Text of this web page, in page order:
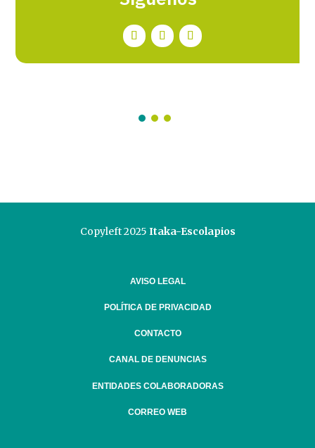
Copyleft 2025 Itaka-Escolapios
AVISO LEGAL
POLÍTICA DE PRIVACIDAD
CONTACTO
CANAL DE DENUNCIAS
ENTIDADES COLABORADORAS
CORREO WEB